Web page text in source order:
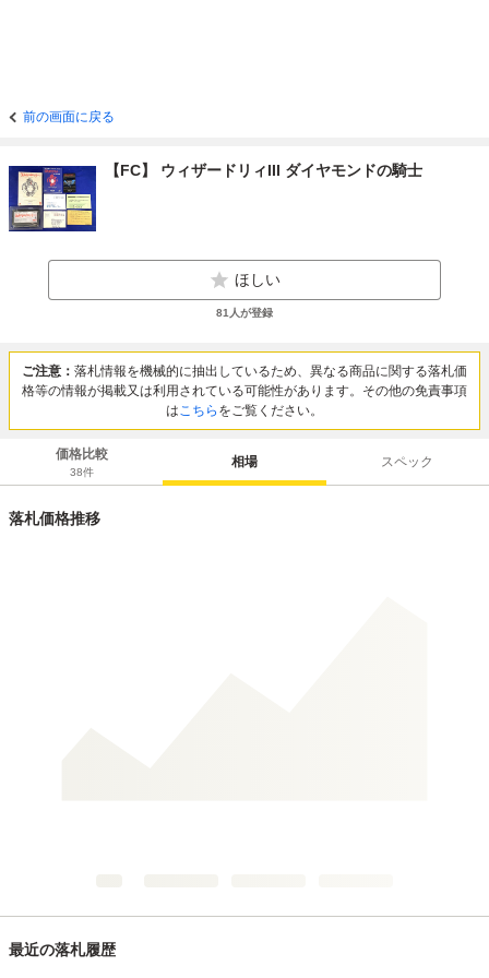
前の画面に戻る
【FC】 ウィザードリィIII ダイヤモンドの騎士
ほしい
81 人が登録
ご注意： 落札情報を機械的に抽出しているため、異なる商品に関する落札価
格等の情報が掲載又は利用されている可能性があります。その他の免責事項
はこちら をご覧ください。
価格比較
38件
相場 スペック
落札価格推移
最近の落札履歴